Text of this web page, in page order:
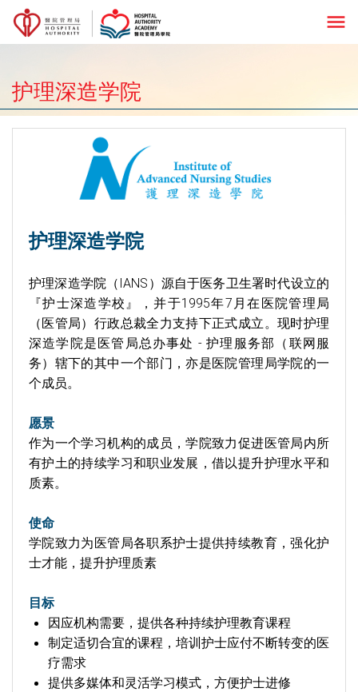
menu
护理深造学院
护理深造学院
护理深造学院（IANS）源自于医务卫生署时代设立的
『护士深造学校』，并于1995年7月在医院管理局
（医管局）行政总裁全力支持下正式成立。现时护理
深造学院是医管局总办事处 - 护理服务部（联网服
务）辖下的其中一个部门，亦是医院管理局学院的一
个成员。
愿景
作为一个学习机构的成员，学院致力促进医管局内所
有护土的持续学习和职业发展，借以提升护理水平和
质素。
使命
学院致力为医管局各职系护士提供持续教育，强化护
士才能，提升护理质素
目标
因应机构需要，提供各种持续护理教育课程
制定适切合宜的课程，培训护士应付不断转变的医
疗需求
提供多媒体和灵活学习模式，方便护士进修